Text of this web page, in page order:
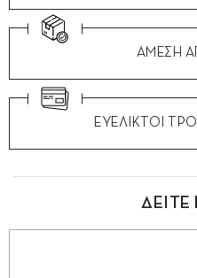
ΑΜΕΣΗ
ΕΥΕΛΙΚΤΟΙ
ΔΕΙΤΕ